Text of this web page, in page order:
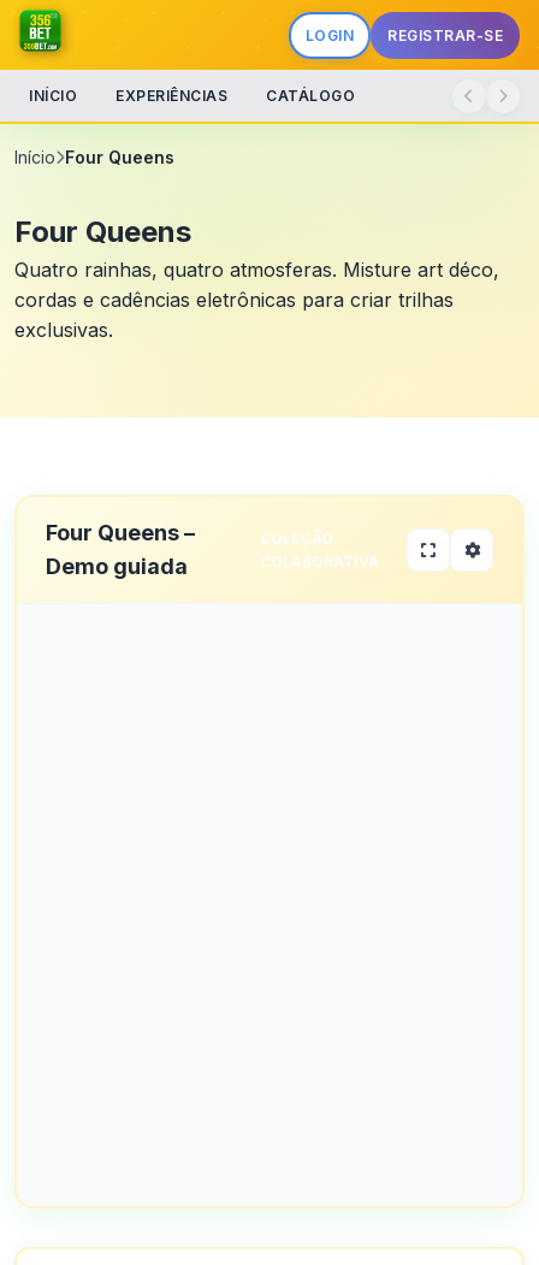
LOGIN REGISTRAR-SE
INÍCIO EXPERIÊNCIAS CATÁLOGO
Início Four Queens
Four Queens
Quatro rainhas, quatro atmosferas. Misture art déco,
cordas e cadências eletrônicas para criar trilhas
exclusivas.
Four Queens –
Demo guiada
COLEÇÃO
COLABORATIVA